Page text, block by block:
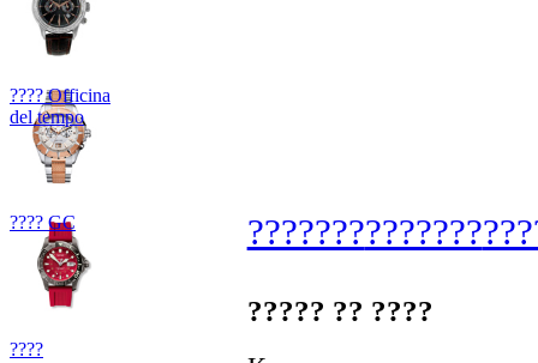
???? Officina
del tempo
???? GC
????
??????????????
????? ?? ????